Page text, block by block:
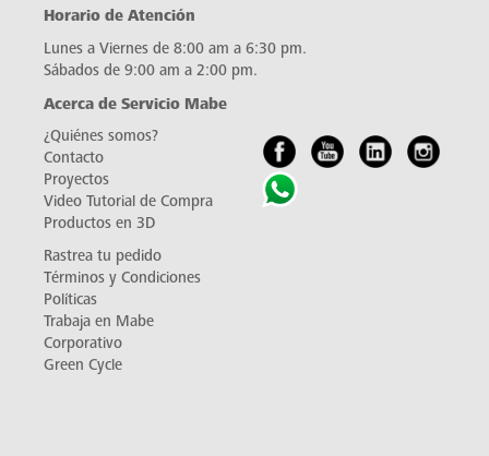
Horario de Atención
Lunes a Viernes de 8:00 am a 6:30 pm.
Sábados de 9:00 am a 2:00 pm.
Acerca de Servicio Mabe
¿Quiénes somos?
Contacto
Proyectos
Video Tutorial de Compra
Productos en 3D
Rastrea tu pedido
Términos y Condiciones
Políticas
Trabaja en Mabe
Corporativo
Green Cycle